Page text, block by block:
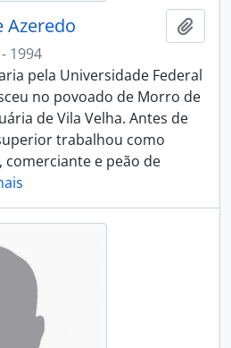
Azeredo
1994
pela Universidade Federal
no povoado de Morro de
de Vila Velha. Antes de
trabalhou como
e peão de